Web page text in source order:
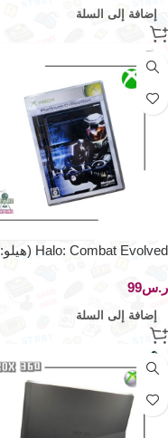
إضافة إلى السلة
Halo: Combat Evolved (هيلو:
ر.س
إضافة إلى السلة